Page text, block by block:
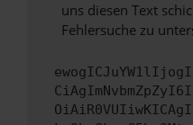
uns diesen Text
Fehlersuche zu